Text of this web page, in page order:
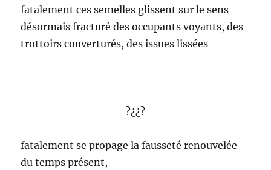
fatalement ces semelles glissent sur le sens
désormais fracturé des occupants voyants, des
trottoirs couverturés, des issues lissées
?¿¿?
fatalement se propage la fausseté renouvelée
du temps présent,